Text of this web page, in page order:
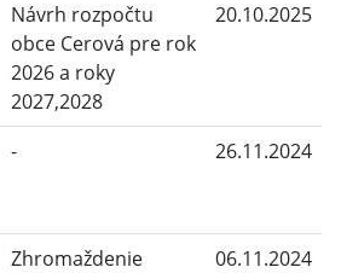
Návrh rozpočtu
obce Cerová pre rok
2026 a roky
2027,2028
20.10.2025
- 26.11.2024
Zhromaždenie
06.11.2024